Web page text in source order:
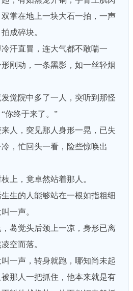
掌在地上一块大石一拍，一声
成碎块。
直冒，连大气都不敢喘一
刚动，一条黑影，如一丝轻烟
院中多了一人，突听到那怪
终于来了。”
，突见那人身形一晃，已失
，忙回头一看，险些惊唤出
，竟卓然站着那人。
的人能够站在一根如指粗细
一声。
觉头后颈上一凉，身形已离
空而落。
声，转身就跑，哪知尚未起
那人一把抓住，他本来就是有